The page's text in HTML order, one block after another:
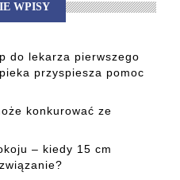
WPISY
do lekarza pierwszego
przyspiesza pomoc
konkurować ze
– kiedy 15 cm